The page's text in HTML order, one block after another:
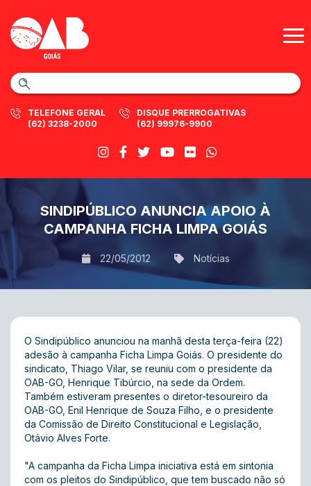
TELEFONE GERAL
(62) 3238-2000
DISQUE PRERROGATIVAS
(62) 99976-9900
SINDIPÚBLICO ANUNCIA APOIO À
CAMPANHA FICHA LIMPA GOIÁS
22/05/2012 Notícias
O Sindipúblico anunciou na manhã desta terça-feira (22)
adesão à campanha Ficha Limpa Goiás. O presidente do
sindicato, Thiago Vilar, se reuniu com o presidente da
OAB-GO, Henrique Tibúrcio, na sede da Ordem.
Também estiveram presentes o diretor-tesoureiro da
OAB-GO, Enil Henrique de Souza Filho, e o presidente
da Comissão de Direito Constitucional e Legislação,
Otávio Alves Forte.
"A campanha da Ficha Limpa iniciativa está em sintonia
com os pleitos do Sindipúblico, que tem buscado não só